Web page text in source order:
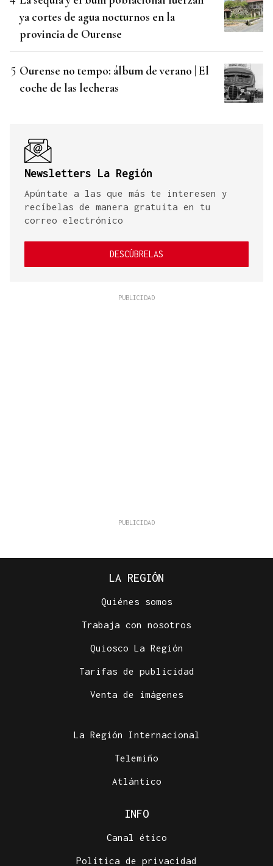
ya cortes de agua nocturnos en la
provincia de Ourense
Ourense no tempo: álbum de verano | El
coche de las lecheras
Newsletters La Región
Apúntate a las que más te interesen y
recíbelas de manera gratuita en tu
correo electrónico
DESCÚBRELAS
LA REGIÓN
Quiénes somos
Trabaja con nosotros
Quiosco La Región
Tarifas de publicidad
Venta de imágenes
La Región Internacional
Telemiño
Atlántico
INFO
Canal ético
Política de privacidad